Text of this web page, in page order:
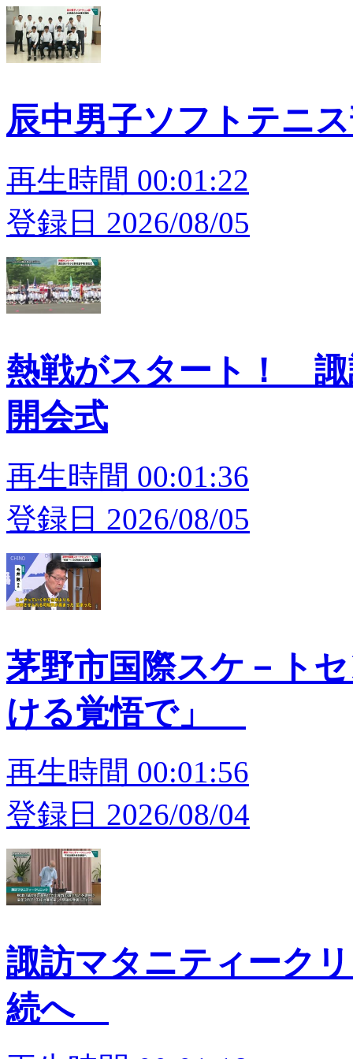
辰中男子ソフトテニ
再生時間 00:01:22
登録日 2026/08/05
熱戦がスタート！
開会式
再生時間 00:01:36
登録日 2026/08/05
茅野市国際スケ－ト
ける覚悟で」
再生時間 00:01:56
登録日 2026/08/04
諏訪マタニティーク
続へ